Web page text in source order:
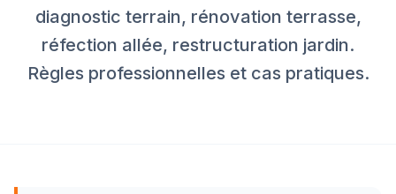
diagnostic terrain, rénovation terrasse,
réfection allée, restructuration jardin.
Règles professionnelles et cas pratiques.